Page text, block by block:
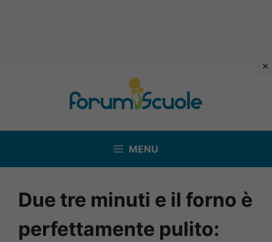
MENU
Due tre minuti e il forno è
perfettamente pulito: